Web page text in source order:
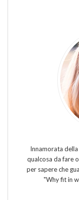
Innamorata
qualcosa da fare
per sapere che
"Why fit in